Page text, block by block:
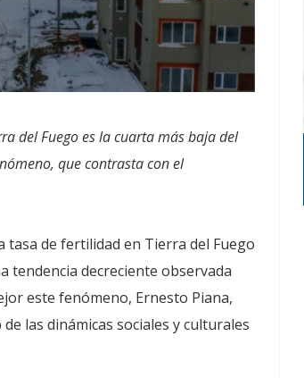
del Fuego es la cuarta más baja del
que contrasta con el
tasa de fertilidad en Tierra del Fuego
tendencia decreciente observada
este fenómeno, Ernesto Piana,
las dinámicas sociales y culturales